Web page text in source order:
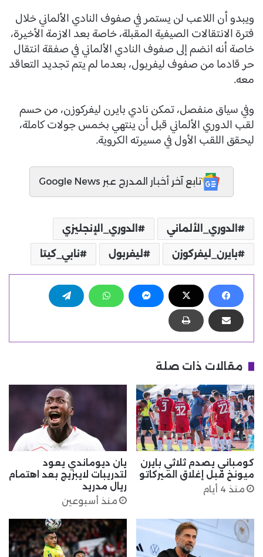
ويبدو أن اللاعب لن يستمر في صفوف النادي الألماني خلال
فترة الانتقالات الصيفية المقبلة، خاصة بعد الازمة الأخيرة،
خاصة أنه انضم إلى صفوف النادي الألماني في صفقة انتقال
حر قادما من صفوف ليفربول، بعدما لم يتم تجديد التعاقد
معه.
وفي سياق منفصل، تمكن نادي بايرن ليفركوزن، من حسم
لقب الدوري الألماني قبل أن ينتهي بخمس جولات كاملة،
ليحقق اللقب الأول في مسيرته الكروية.
تابع آخر أخبار المدرج عبر Google News
الدوري_الألماني الدوري_الإنجليزي
بايرن_ليفركوزن ليفربول نابي_كيتا
مقالات ذات صلة
كومباني يصدم ثلاثي بايرن
ميونخ قبل إغلاق الميركاتو
منذ 4 أيام
يان ديوماندي يعود
لتدريبات لايبزيج بعد اهتمام
ريال مدريد
منذ أسبوعين